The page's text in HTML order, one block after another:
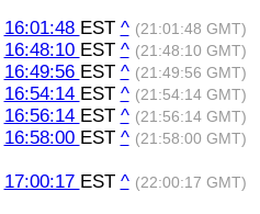
16:01:48 EST ^ (21:01:48 GMT)
16:48:10 EST ^ (21:48:10 GMT)
16:49:56 EST ^ (21:49:56 GMT)
16:54:14 EST ^ (21:54:14 GMT)
16:56:14 EST ^ (21:56:14 GMT)
16:58:00 EST ^ (21:58:00 GMT)
17:00:17 EST ^ (22:00:17 GMT)